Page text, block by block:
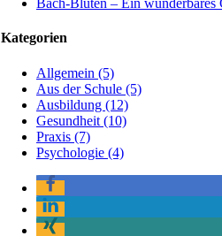
Bach-Blüten – Ein wunderbares
Kategorien
Allgemein (5)
Aus der Schule (5)
Ausbildung (12)
Gesundheit (10)
Praxis (7)
Psychologie (4)